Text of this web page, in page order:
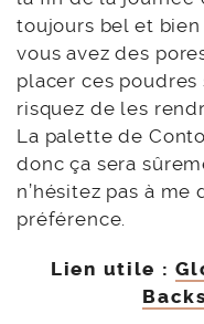
donc ça sera
n’hésitez pas à me
préférence.
Lien utile :
Et vous, dites-moi,
cette
Articles Similaires